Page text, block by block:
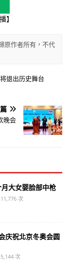
】
原作者所有，不代
退出历史舞台
晚会
大女婴脸部中枪
次
庆祝北京冬奥会圆
次